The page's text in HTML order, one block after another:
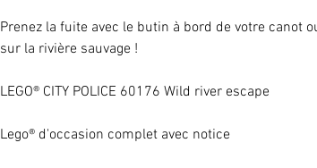
Prenez la fuite avec le butin à bord de votre canot
sur la rivière sauvage !
LEGO® CITY POLICE 60176 Wild river escape
Lego® d'occasion complet avec notice